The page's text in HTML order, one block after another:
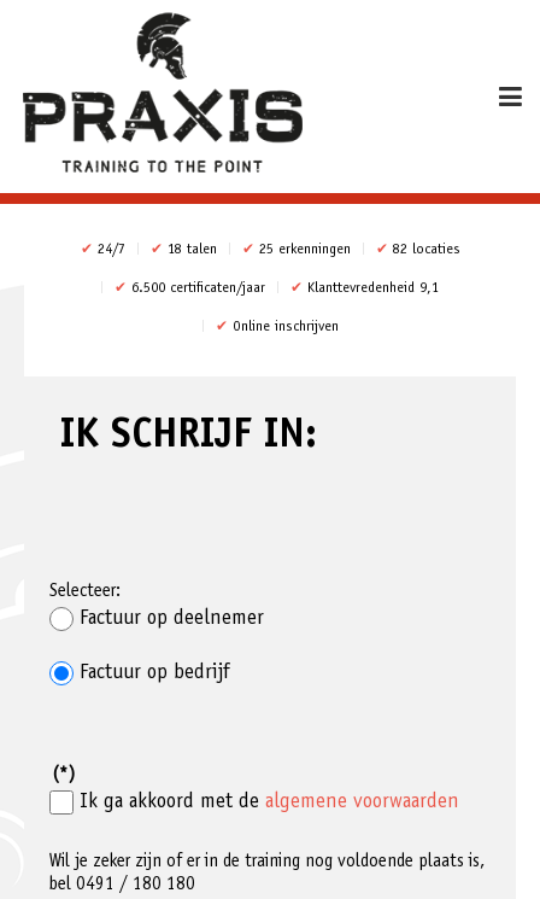
✔ 24/7 ✔ 18 talen ✔ 25 erkenningen ✔ 82 locaties
✔ 6.500 certificaten/jaar ✔ Klanttevredenheid 9,1
✔ Online inschrijven
IK SCHRIJF IN:
Selecteer:
Factuur op deelnemer
Factuur op bedrijf
(*)
Ik ga akkoord met de algemene voorwaarden
Wil je zeker zijn of er in de training nog voldoende plaats is,
bel 0491 / 180 180